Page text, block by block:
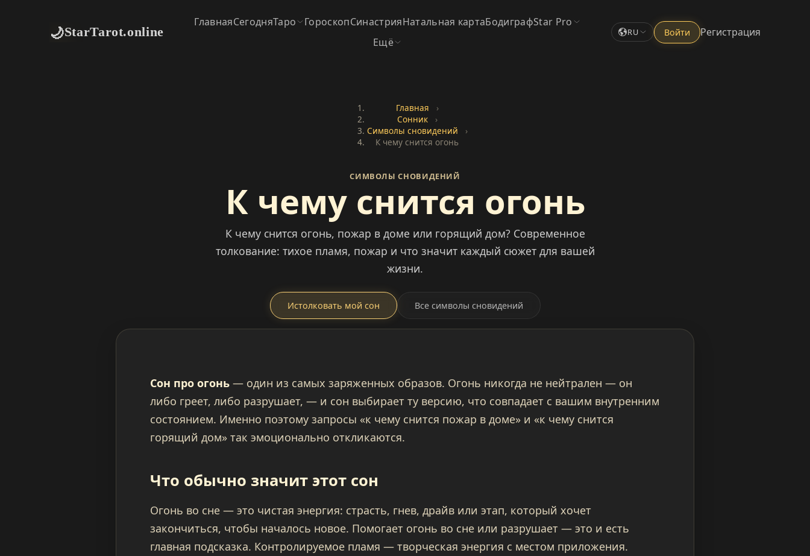
🌙StarTarot.online
ГлавнаяСегодняТаро ГороскопСинастрияНатальная картаБодиграфStar Pro
Ещё
RU Войти Регистрация
Главная
›
Сонник
›
Символы сновидений
›
К чему снится огонь
СИМВОЛЫ СНОВИДЕНИЙ
К чему снится огонь
К чему снится огонь, пожар в доме или горящий дом? Современное
толкование: тихое пламя, пожар и что значит каждый сюжет для вашей
жизни.
Истолковать мой сон Все символы сновидений
Сон про огонь — один из самых заряженных образов. Огонь никогда не нейтрален — он
либо греет, либо разрушает, — и сон выбирает ту версию, что совпадает с вашим внутренним
состоянием. Именно поэтому запросы «к чему снится пожар в доме» и «к чему снится
горящий дом» так эмоционально откликаются.
Что обычно значит этот сон
Огонь во сне — это чистая энергия: страсть, гнев, драйв или этап, который хочет
закончиться, чтобы началось новое. Помогает огонь во сне или разрушает — это и есть
главная подсказка. Контролируемое пламя — творческая энергия с местом приложения.